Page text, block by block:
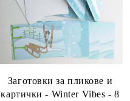
Заготовки за пликове и
картички - Winter Vibes - 8